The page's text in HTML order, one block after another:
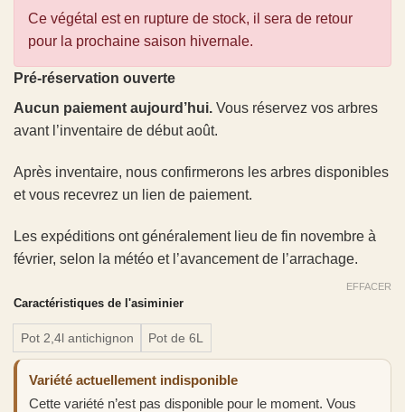
Ce végétal est en rupture de stock, il sera de retour
pour la prochaine saison hivernale.
Pré-réservation ouverte
Aucun paiement aujourd’hui. Vous réservez vos arbres
avant l’inventaire de début août.
Après inventaire, nous confirmerons les arbres disponibles
et vous recevrez un lien de paiement.
Les expéditions ont généralement lieu de fin novembre à
février, selon la météo et l’avancement de l’arrachage.
Caractéristiques de l'asiminier
Pot 2,4l antichignon Pot de 6L
EFFACER
Variété actuellement indisponible
Cette variété n’est pas disponible pour le moment. Vous